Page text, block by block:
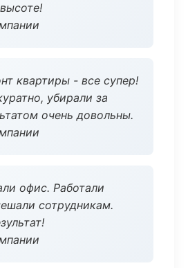
квартиры - все супер!
убирали за
очень довольны.
офис. Работали
сотрудникам.